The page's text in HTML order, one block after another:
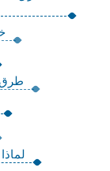
طرق